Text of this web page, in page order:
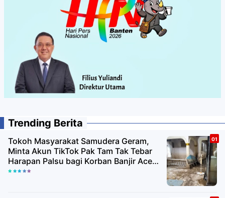
Trending Berita
Tokoh Masyarakat Samudera Geram,
Minta Akun TikTok Pak Tam Tak Tebar
Harapan Palsu bagi Korban Banjir Aceh
Utara